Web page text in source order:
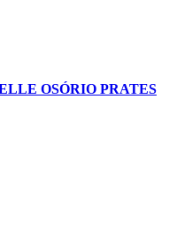
OSÓRIO PRATES